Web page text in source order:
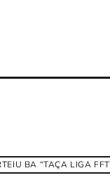
BA “TAÇA LIGA